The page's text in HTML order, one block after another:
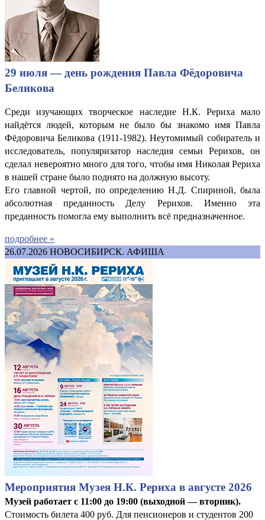
29 июля — день рождения Павла Фёдоровича
Беликова
Среди изучающих творческое наследие Н.К. Рериха мало
найдётся людей, которым не было бы знакомо имя Павла
Фёдоровича Беликова (1911-1982). Неутомимый собиратель и
исследователь, популяризатор наследия семьи Рерихов, он
сделал невероятно много для того, чтобы имя Николая Рериха
в нашей стране было поднято на должную высоту.
Его главной чертой, по определению Н.Д. Спириной, была
абсолютная преданность Делу Рерихов. Именно эта
преданность помогла ему выполнить всё предназначенное.
подробнее »
26.07.2026 НОВОСИБИРСК. АФИША
Мероприятия Музея Н.К. Рериха в августе 2026
Музей работает с 11:00 до 19:00 (выходной — вторник).
Стоимость билета 400 руб. Для пенсионеров и студентов 200